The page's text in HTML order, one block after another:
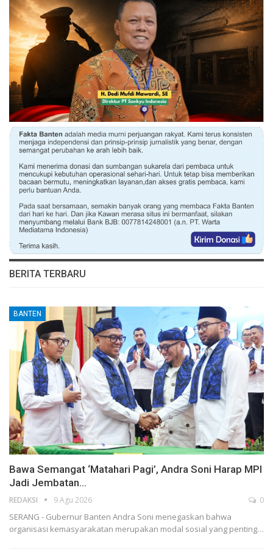
BERITA TERBARU
BANTEN
Bawa Semangat ‘Matahari Pagi’, Andra Soni Harap MPI
Jadi Jembatan…
REDAKSI 9 Agu 2026 0
SERANG - Gubernur Banten Andra Soni menegaskan bahwa
organisasi kemasyarakatan merupakan modal sosial yang penting…